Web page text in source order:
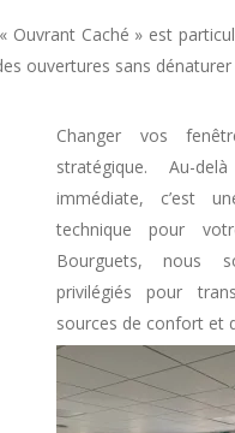
Caché » est
ouvertures sans dénaturer
Changer vos
stratégique. Au-
immédiate, c’est
technique pour
Bourguets, nous
privilégiés pour
sources de confort et